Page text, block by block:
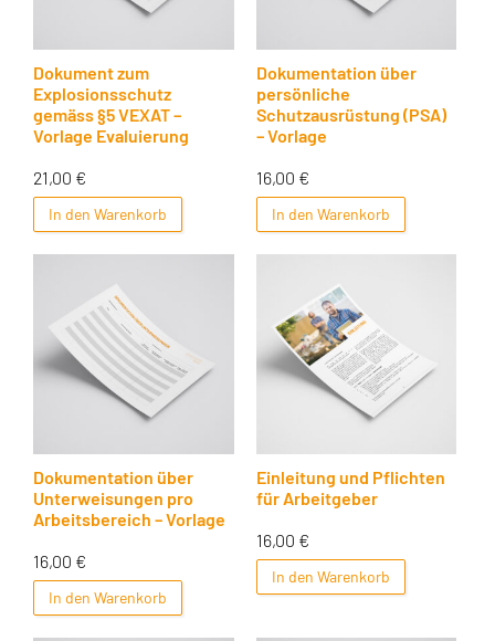
Dokument zum
Explosionsschutz
gemäss §5 VEXAT –
Vorlage Evaluierung
21,00 €
In den Warenkorb
Dokumentation über
persönliche
Schutzausrüstung (PSA)
– Vorlage
16,00 €
In den Warenkorb
Dokumentation über
Unterweisungen pro
Arbeitsbereich – Vorlage
16,00 €
In den Warenkorb
Einleitung und Pflichten
für Arbeitgeber
16,00 €
In den Warenkorb